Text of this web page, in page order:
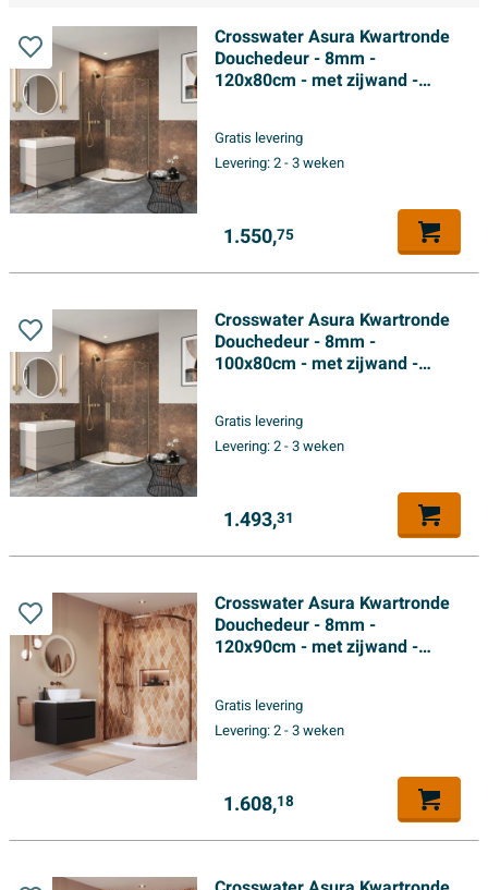
Crosswater Asura Kwartronde
Douchedeur - 8mm -
120x80cm - met zijwand -
Gratis levering
Levering:2 - 3 weken
1.550,75
Crosswater Asura Kwartronde
Douchedeur - 8mm -
100x80cm - met zijwand -
Gratis levering
Levering:2 - 3 weken
1.493,31
Crosswater Asura Kwartronde
Douchedeur - 8mm -
120x90cm - met zijwand -
Gratis levering
Levering:2 - 3 weken
1.608,18